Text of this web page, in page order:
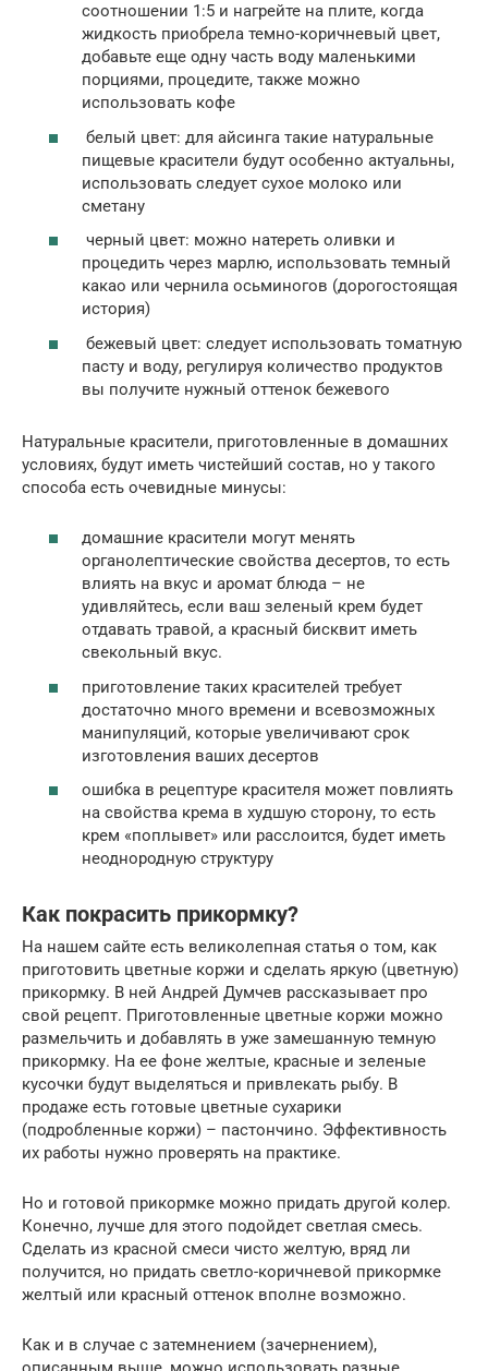
соотношении 1:5 и нагрейте на плите, когда
жидкость приобрела темно-коричневый цвет,
добавьте еще одну часть воду маленькими
порциями, процедите, также можно
использовать кофе
белый цвет: для айсинга такие натуральные
пищевые красители будут особенно актуальны,
использовать следует сухое молоко или
сметану
черный цвет: можно натереть оливки и
процедить через марлю, использовать темный
какао или чернила осьминогов (дорогостоящая
история)
бежевый цвет: следует использовать томатную
пасту и воду, регулируя количество продуктов
вы получите нужный оттенок бежевого
Натуральные красители, приготовленные в домашних
условиях, будут иметь чистейший состав, но у такого
способа есть очевидные минусы:
домашние красители могут менять
органолептические свойства десертов, то есть
влиять на вкус и аромат блюда – не
удивляйтесь, если ваш зеленый крем будет
отдавать травой, а красный бисквит иметь
свекольный вкус.
приготовление таких красителей требует
достаточно много времени и всевозможных
манипуляций, которые увеличивают срок
изготовления ваших десертов
ошибка в рецептуре красителя может повлиять
на свойства крема в худшую сторону, то есть
крем «поплывет» или расслоится, будет иметь
неоднородную структуру
Как покрасить прикормку?
На нашем сайте есть великолепная статья о том, как
приготовить цветные коржи и сделать яркую (цветную)
прикормку. В ней Андрей Думчев рассказывает про
свой рецепт. Приготовленные цветные коржи можно
размельчить и добавлять в уже замешанную темную
прикормку. На ее фоне желтые, красные и зеленые
кусочки будут выделяться и привлекать рыбу. В
продаже есть готовые цветные сухарики
(подробленные коржи) – пастончино. Эффективность
их работы нужно проверять на практике.
Но и готовой прикормке можно придать другой колер.
Конечно, лучше для этого подойдет светлая смесь.
Сделать из красной смеси чисто желтую, вряд ли
получится, но придать светло-коричневой прикормке
желтый или красный оттенок вполне возможно.
Как и в случае с затемнением (зачернением),